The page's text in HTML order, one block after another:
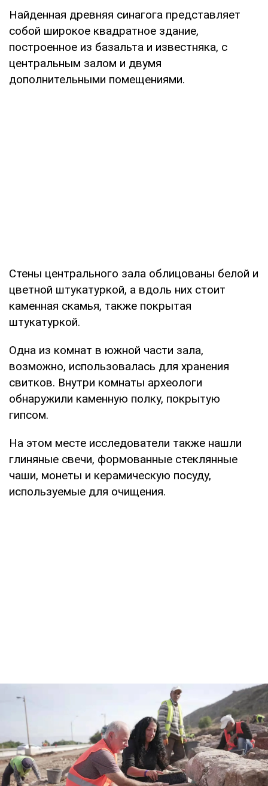
Найденная древняя синагога представляет
собой широкое квадратное здание,
построенное из базальта и известняка, с
центральным залом и двумя
дополнительными помещениями.
Стены центрального зала облицованы белой и
цветной штукатуркой, а вдоль них стоит
каменная скамья, также покрытая
штукатуркой.
Одна из комнат в южной части зала,
возможно, использовалась для хранения
свитков. Внутри комнаты археологи
обнаружили каменную полку, покрытую
гипсом.
На этом месте исследователи также нашли
глиняные свечи, формованные стеклянные
чаши, монеты и керамическую посуду,
используемые для очищения.